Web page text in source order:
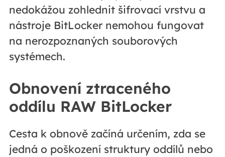
nedokážou zohlednit šifrovací vrstvu a
nástroje BitLocker nemohou fungovat
na nerozpoznaných souborových
systémech.
Obnovení ztraceného
oddílu RAW BitLocker
Cesta k obnově začíná určením, zda se
jedná o poškození struktury oddílů nebo